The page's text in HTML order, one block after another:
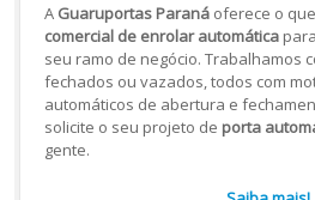
A Guaruportas Paranáoferece o
comercial de enrolar automática
seu ramo de negócio. Trabalhamos
fechados ou vazados, todos com
automáticos de abertura e
solicite o seu projeto de porta
gente.